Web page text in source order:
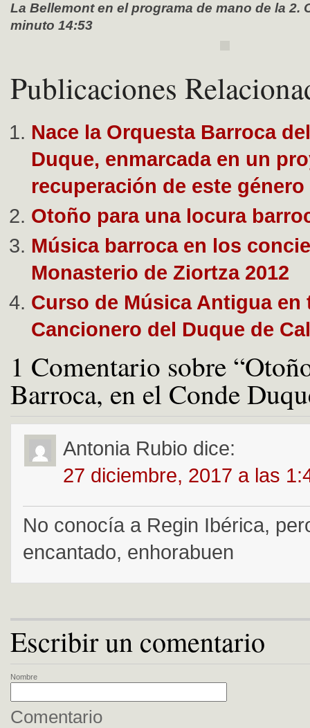
La Bellemont en el programa de mano de la 2.
minuto 14:53
Publicaciones
Nace la Orquesta Barroca
Duque, enmarcada en un
recuperación de este género
Otoño para una locura
Música barroca en los
Monasterio de Ziortza 2012
Curso de Música Antigua en
Cancionero del Duque de
1 Comentario sobre
Barroca, en el Conde
Antonia Rubio dice:
27 diciembre, 2017 a las
No conocía a Regin Ibérica,
encantado, enhorabuen
Escribir un comentario
Nombre
Comentario